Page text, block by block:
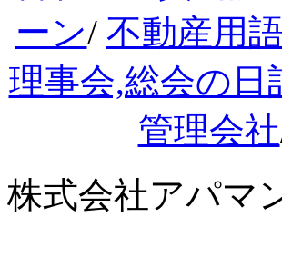
ーン/ 不動産用
理事会,総会の日
管理会社
株式会社アパ